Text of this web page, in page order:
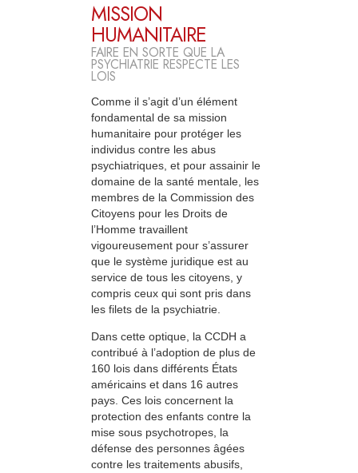
MISSION
HUMANITAIRE
FAIRE EN SORTE QUE LA
PSYCHIATRIE RESPECTE LES
LOIS
Comme il s’agit d’un élément
fondamental de sa mission
humanitaire pour protéger les
individus contre les abus
psychiatriques, et pour assainir le
domaine de la santé mentale, les
membres de la Commission des
Citoyens pour les Droits de
l’Homme travaillent
vigoureusement pour s’assurer
que le système juridique est au
service de tous les citoyens, y
compris ceux qui sont pris dans
les filets de la psychiatrie.
Dans cette optique, la CCDH a
contribué à l’adoption de plus de
160 lois dans différents États
américains et dans 16 autres
pays. Ces lois concernent la
protection des enfants contre la
mise sous psychotropes, la
défense des personnes âgées
contre les traitements abusifs,